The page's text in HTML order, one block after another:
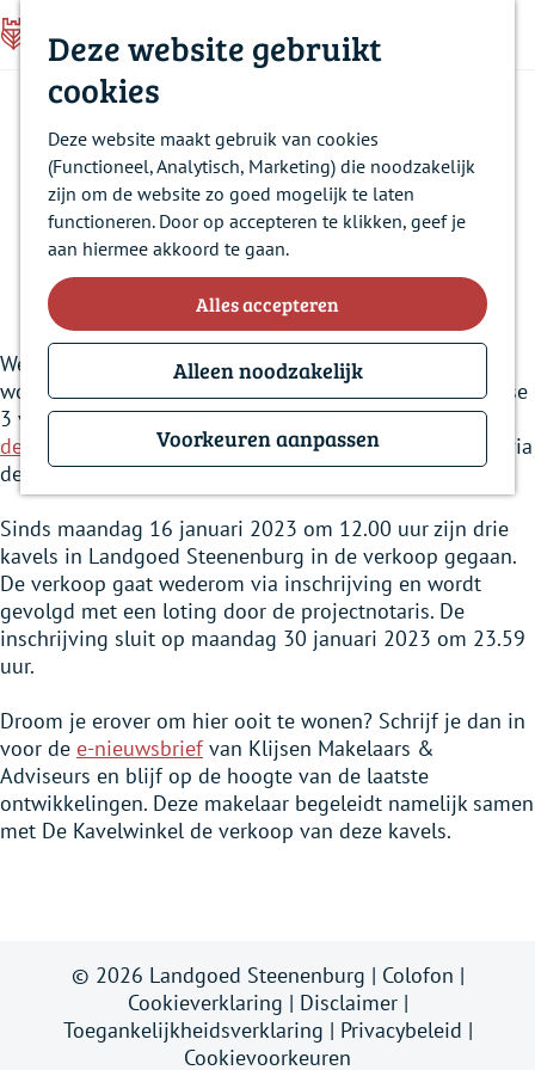
Deze website gebruikt
cookies
Deze website maakt gebruik van cookies
(Functioneel, Analytisch, Marketing) die noodzakelijk
zijn om de website zo goed mogelijk te laten
functioneren. Door op accepteren te klikken, geef je
aan hiermee akkoord te gaan.
Alles accepteren
Alleen noodzakelijk
Voorkeuren aanpassen
e
p
a
g
e
Z
o
e
n
M
n
u
C
s
e
Z
k
e
n
Nieuws
Over ons
Veelgestelde vragen
Kavels Landgoed
Steenenburg
17 januari 2023
We zijn gestart met de verkoop van drie nieuwe
woningbouwkavels in Landgoed Steenenburg. Dit is fase
3 van de verkoop. Dit is aangekondigd op 9 januari via
de e-nieuwsbrief van de Kavelwinkelen op 11 januari via
de Nu & Morgen in het Weekblad Heusden.
Sinds maandag 16 januari 2023 om 12.00 uur zijn drie
kavels in Landgoed Steenenburg in de verkoop gegaan.
De verkoop gaat wederom via inschrijving en wordt
gevolgd met een loting door de projectnotaris. De
inschrijving sluit op maandag 30 januari 2023 om 23.59
uur.
Droom je erover om hier ooit te wonen? Schrijf je dan in
voor de e-nieuwsbriefvan Klijsen Makelaars &
Adviseurs en blijf op de hoogte van de laatste
ontwikkelingen. Deze makelaar begeleidt namelijk samen
met De Kavelwinkel de verkoop van deze kavels.
© 2026 Landgoed Steenenburg | Colofon |
Cookieverklaring | Disclaimer|
Toegankelijkheidsverklaring | Privacybeleid |
Cookievoorkeuren